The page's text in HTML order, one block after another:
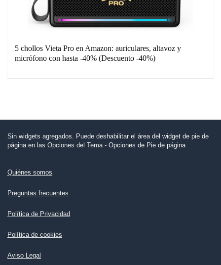
5 chollos Vieta Pro en Amazon: auriculares, altavoz y
micrófono con hasta -40% (Descuento -40%)
Sin widgets agregados. Puede deshabilitar el área del widget de pie de
página en las Opciones del Tema - Opciones de Pie de página
Quiénes somos
Preguntas frecuentes
Política de Privacidad
Política de cookies
Aviso Legal